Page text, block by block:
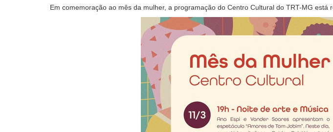
Em comemoração ao mês da mulher, a programação do Centro Cultural do TRT-MG